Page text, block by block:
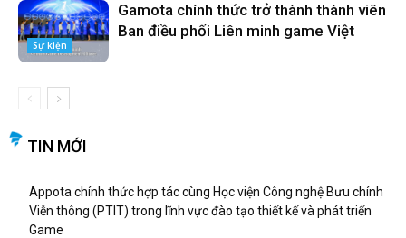
Sự kiện
Gamota chính thức trở thành thành viên
Ban điều phối Liên minh game Việt
TIN MỚI
Appota chính thức hợp tác cùng Học viện Công nghệ Bưu chính
Viễn thông (PTIT) trong lĩnh vực đào tạo thiết kế và phát triển
Game